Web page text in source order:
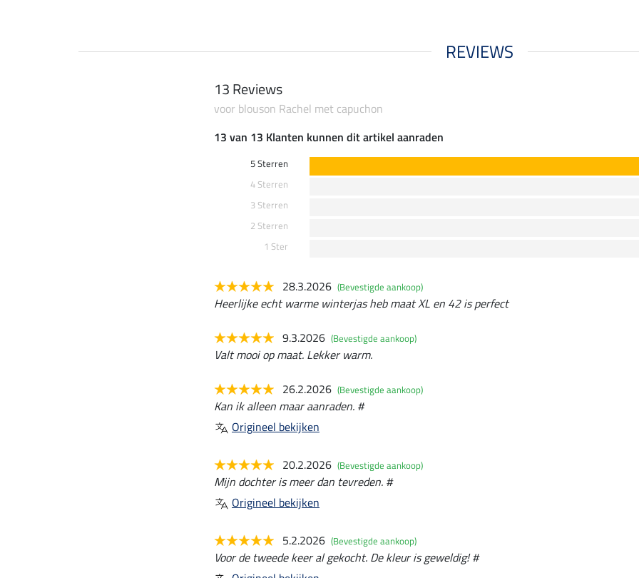
REVIEWS
13 Reviews
voor blouson Rachel met capuchon
13 van 13 Klanten kunnen dit artikel aanraden
5 Sterren
4 Sterren
3 Sterren
2 Sterren
1 Ster
28.3.2026 (Bevestigde aankoop)
Heerlijke echt warme winterjas heb maat XL en 42 is perfect
9.3.2026 (Bevestigde aankoop)
Valt mooi op maat. Lekker warm.
26.2.2026 (Bevestigde aankoop)
Kan ik alleen maar aanraden. #
Origineel bekijken
20.2.2026 (Bevestigde aankoop)
Mijn dochter is meer dan tevreden. #
Origineel bekijken
5.2.2026 (Bevestigde aankoop)
Voor de tweede keer al gekocht. De kleur is geweldig! #